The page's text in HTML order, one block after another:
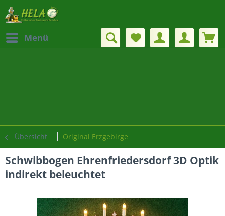
Menü
Übersicht Original Erzgebirge
Schwibbogen Ehrenfriedersdorf 3D Optik
indirekt beleuchtet